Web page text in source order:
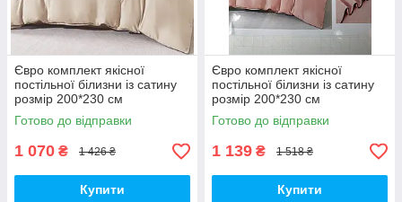
Євро комплект якісної
постільної білизни із сатину
розмір 200*230 см
Готово до відправки
1 070 ₴ 1 426 ₴
Купити
Євро комплект якісної
постільної білизни із сатину
розмір 200*230 см
Готово до відправки
1 139 ₴ 1 518 ₴
Купити